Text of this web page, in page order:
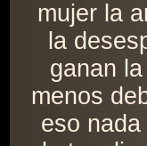
mujer la
la
ganan
menos
eso